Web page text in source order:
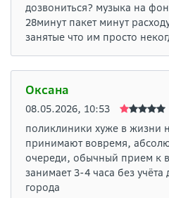
дозвониться? музыка на
28минут пакет минут
занятые что им просто
Оксана
08.05.2026, 10:53
поликлиники хуже в жизни
принимают вовремя,
очереди, обычный прием к
занимает 3-4 часа без
города